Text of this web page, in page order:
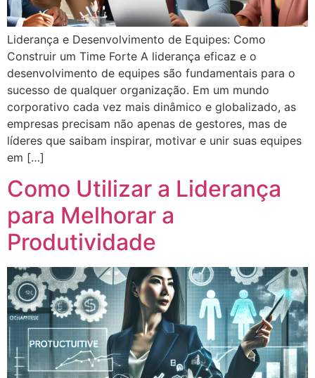
Liderança e Desenvolvimento de Equipes: Como
Construir um Time Forte A liderança eficaz e o
desenvolvimento de equipes são fundamentais para o
sucesso de qualquer organização. Em um mundo
corporativo cada vez mais dinâmico e globalizado, as
empresas precisam não apenas de gestores, mas de
líderes que saibam inspirar, motivar e unir suas equipes
em […]
Como Utilizar a Liderança
para Melhorar a
Produtividade